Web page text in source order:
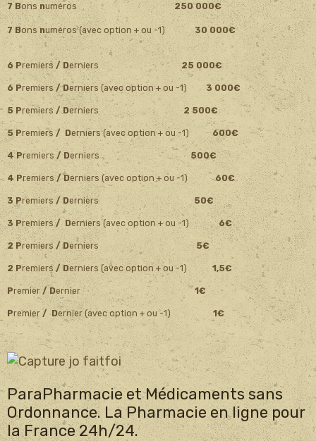
7 Bonsnuméros250 000€
7 Bonsnuméros (avec option + ou -1)30 000€
6 Premiers/ Derniers 25 000€
6 Premiers/ Derniers (avec option + ou -1) 3 000€
5 Premiers / Derniers 2 500€
5 Premiers/ Derniers (avec option + ou -1)600€
4 Premiers/ Derniers500€
4 Premiers/ Derniers (avec option + ou -1)60€
3 Premiers/ Derniers50€
3 Premiers/ Derniers (avec option + ou -1)6€
2 Premiers/ Derniers 5€
2 Premiers/ Derniers (avec option + ou -1) 1,5€
Premier / Dernier1€
Premier / Dernier (avec option + ou -1) 1€
ParaPharmacie et Médicaments sans
Ordonnance. La Pharmacie en ligne pour
la France 24h/24.